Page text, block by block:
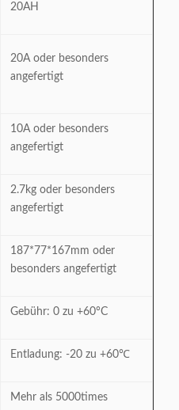
20AH
20A oder besonders
angefertigt
10A oder besonders
angefertigt
2.7kg oder besonders
angefertigt
187*77*167mm oder
besonders angefertigt
Gebühr: 0 zu +60°C
Entladung: -20 zu +60℃
Mehr als 5000times